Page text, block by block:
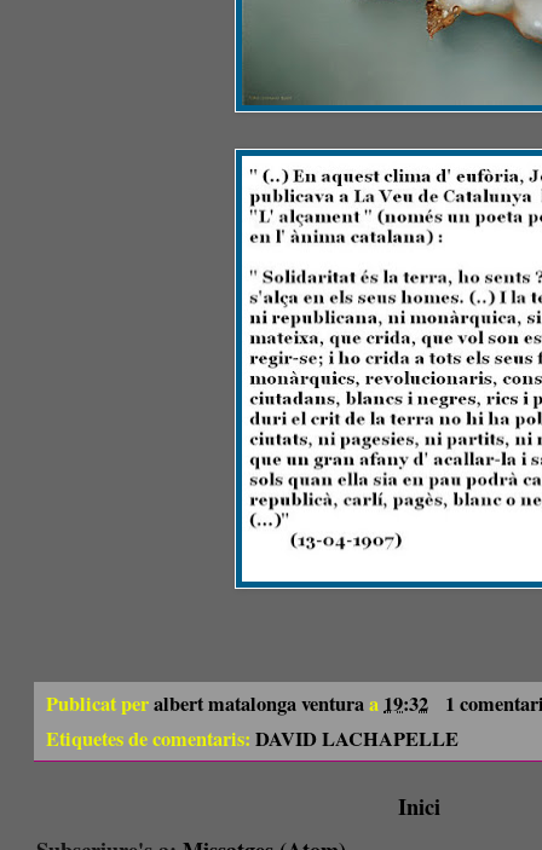
Publicat peralbert matalonga venturaa 19:32
1
Etiquetes de comentaris: DAVID LACHAPELLE
Inici